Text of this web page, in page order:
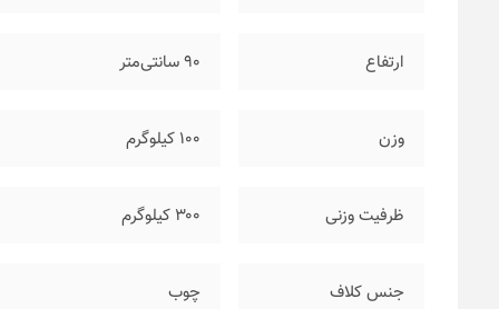
ارتفاع ۹۰ سانتی‌متر
وزن ۱۰۰ کیلوگرم
ظرفیت وزنی ۳۰۰ کیلوگرم
جنس کلاف چوب